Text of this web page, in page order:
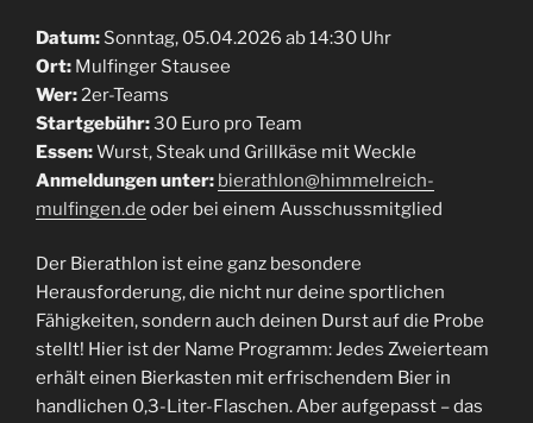
Datum: Sonntag, 05.04.2026 ab 14:30 Uhr
Ort: Mulfinger Stausee
Wer:2er-Teams
Startgebühr:30 Euro pro Team
Essen:Wurst, Steak und Grillkäse mit Weckle
Anmeldungen unter: bierathlon@himmelreich-
mulfingen.de oder bei einem Ausschussmitglied
Der Bierathlon ist eine ganz besondere
Herausforderung, die nicht nur deine sportlichen
Fähigkeiten, sondern auch deinen Durst auf die Probe
stellt! Hier ist der Name Programm: Jedes Zweierteam
erhält einen Bierkasten mit erfrischendem Bier in
handlichen 0,3-Liter-Flaschen. Aber aufgepasst – das